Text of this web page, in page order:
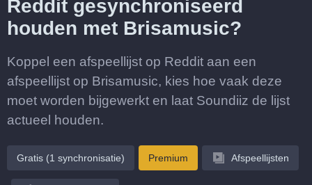
Reddit gesynchroniseerd
houden met Brisamusic?
Koppel een afspeellijst op Reddit aan een
afspeellijst op Brisamusic, kies hoe vaak deze
moet worden bijgewerkt en laat Soundiiz de lijst
actueel houden.
Gratis (1 synchronisatie) Premium Afspeellijsten